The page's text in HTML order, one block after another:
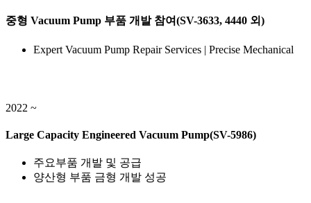
중형 Vacuum Pump 부품 개발 참여(SV-3633, 4440 외)
Expert Vacuum Pump Repair Services | Precise Mechanical
2022 ~
Large Capacity Engineered Vacuum Pump(SV-5986)
주요부품 개발 및 공급
양산형 부품 금형 개발 성공